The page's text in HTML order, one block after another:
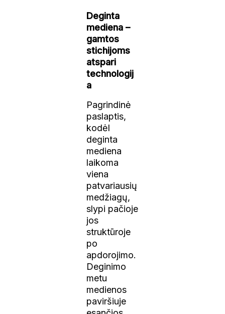
Deginta
mediena –
gamtos
stichijoms
atspari
technologij
a
Pagrindinė
paslaptis,
kodėl
deginta
mediena
laikoma
viena
patvariausių
medžiagų,
slypi pačioje
jos
struktūroje
po
apdorojimo.
Deginimo
metu
medienos
paviršiuje